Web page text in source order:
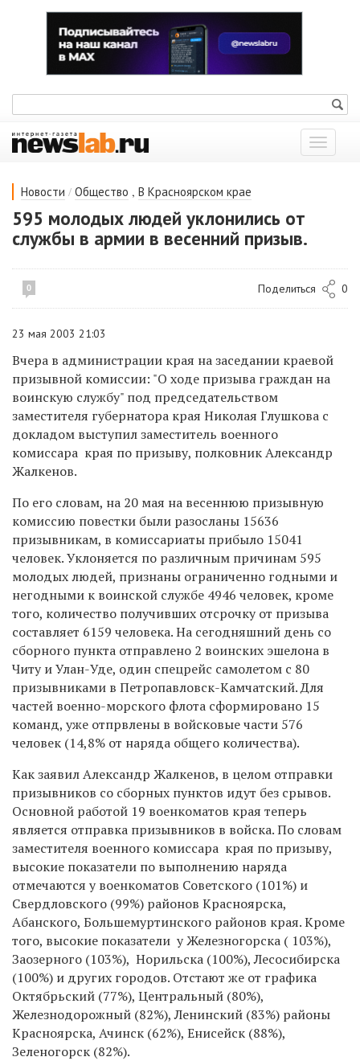
Показать
меню
Новости / Общество , В Красноярском крае
595 молодых людей уклонились от
службы в армии в весенний призыв.
0 Поделиться 0
23 мая 2003 21:03
Вчера в администрации края на заседании краевой
призывной комиссии: "О ходе призыва граждан на
воинскую службу" под председательством
заместителя губернатора края Николая Глушкова с
докладом выступил заместитель военного
комиссара края по призыву, полковник Александр
Жалкенов.
По его словам, на 20 мая на весеннюю призывную
комиссию повестки были разосланы 15636
призывникам, в комиссариаты прибыло 15041
человек. Уклоняется по различным причинам 595
молодых людей, признаны ограниченно годными и
негодными к воинской службе 4946 человек, кроме
того, количество получивших отсрочку от призыва
составляет 6159 человека. На сегодняшний день со
сборного пункта отправлено 2 воинских эшелона в
Читу и Улан-Уде, один спецрейс самолетом с 80
призывниками в Петропавловск-Камчатский. Для
частей военно-морского флота сформировано 15
команд, уже отпрвлены в войсковые части 576
человек (14,8% от наряда общего количества).
Как заявил Александр Жалкенов, в целом отправки
призывников со сборных пунктов идут без срывов.
Основной работой 19 военкоматов края теперь
является отправка призывников в войска. По словам
заместителя военного комиссара края по призыву,
высокие показатели по выполнению наряда
отмечаются у военкоматов Советского (101%) и
Свердловского (99%) районов Красноярска,
Абанского, Большемуртинского районов края. Кроме
того, высокие показатели у Железногорска ( 103%),
Заозерного (103%), Норильска (100%), Лесосибирска
(100%) и других городов. Отстают же от графика
Октябрьский (77%), Центральный (80%),
Железнодорожный (82%), Ленинский (83%) районы
Красноярска, Ачинск (62%), Енисейск (88%),
Зеленогорск (82%).